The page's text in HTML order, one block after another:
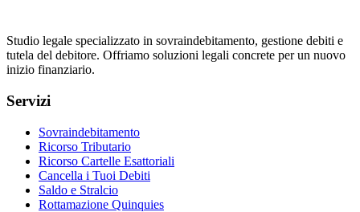
Studio legale specializzato in sovraindebitamento, gestione debiti e
tutela del debitore. Offriamo soluzioni legali concrete per un nuovo
inizio finanziario.
Servizi
Sovraindebitamento
Ricorso Tributario
Ricorso Cartelle Esattoriali
Cancella i Tuoi Debiti
Saldo e Stralcio
Rottamazione Quinquies